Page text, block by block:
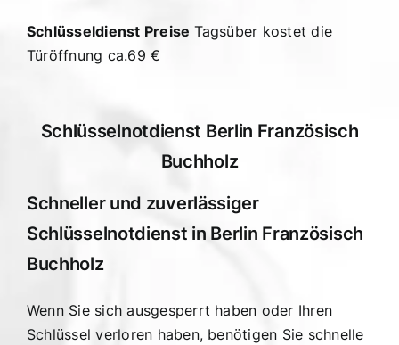
Schlüsseldienst Preise Tagsüber kostet die
Türöffnung ca.69 €
Schlüsselnotdienst Berlin Französisch
Buchholz
Schneller und zuverlässiger
Schlüsselnotdienst in Berlin Französisch
Buchholz
Wenn Sie sich ausgesperrt haben oder Ihren
Schlüssel verloren haben, benötigen Sie schnelle